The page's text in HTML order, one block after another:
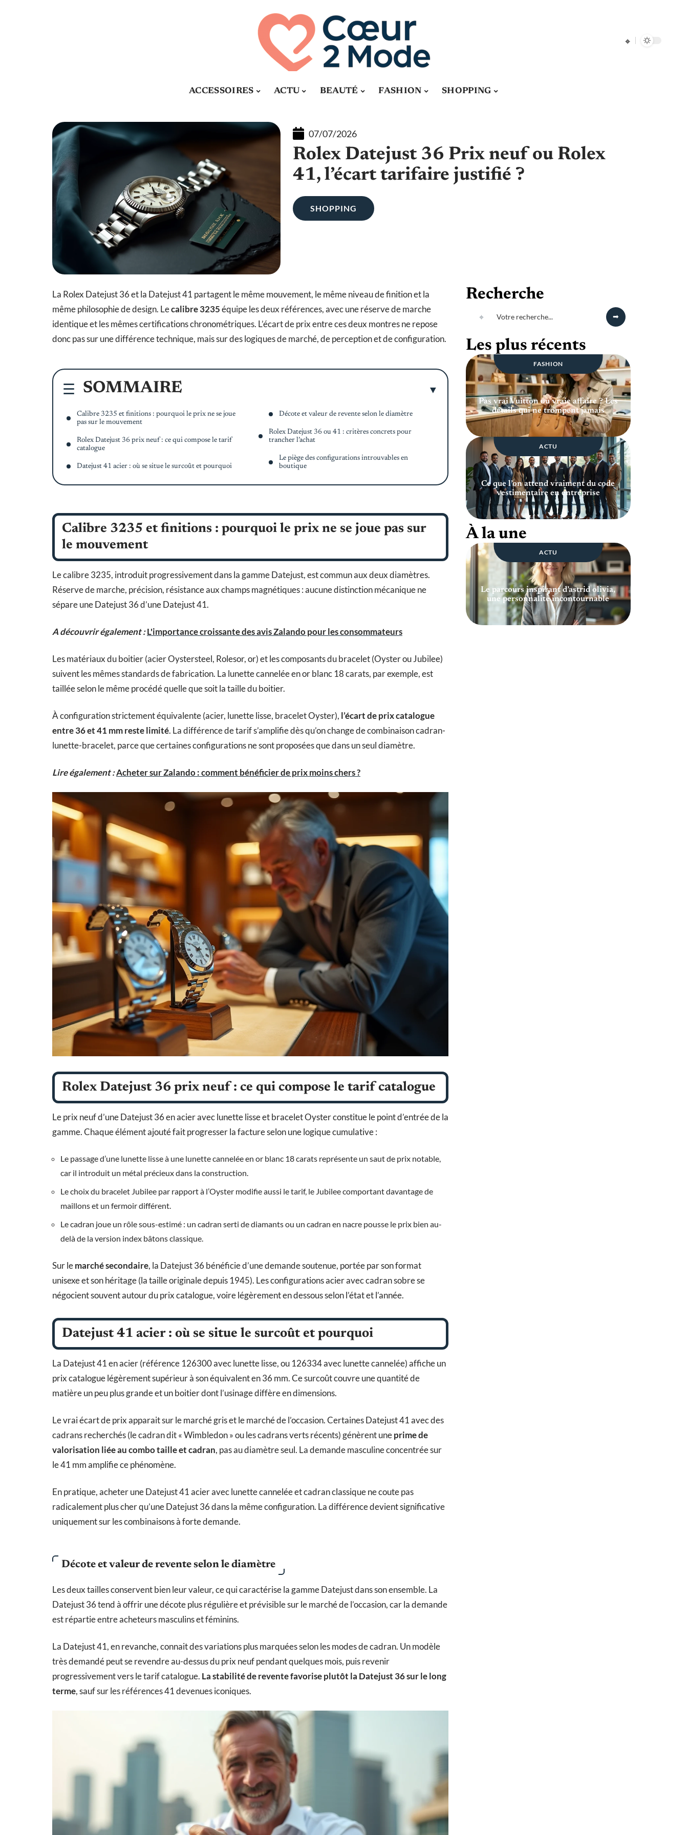
ACCESSOIRES ACTU BEAUTÉ FASHION SHOPPING
07/07/2026
Rolex Datejust 36 Prix neuf ou Rolex
41, l’écart tarifaire justifié ?
SHOPPING
La Rolex Datejust 36 et la Datejust 41 partagent le même mouvement, le même niveau de finition et la
même philosophie de design. Lecalibre 3235équipe les deux références, avec une réserve de marche
identique et les mêmes certifications chronométriques. L’écart de prix entre ces deux montres ne repose
donc pas sur une différence technique, mais sur des logiques de marché, de perception et de configuration.
SOMMAIRE
Calibre 3235 et finitions : pourquoi le prix ne se joue
pas sur le mouvement
Rolex Datejust 36 prix neuf : ce qui compose le tarif
catalogue
Datejust 41 acier : où se situe le surcoût et pourquoi
Décote et valeur de revente selon le diamètre
Rolex Datejust 36 ou 41 : critères concrets pour
trancher l’achat
Le piège des configurations introuvables en
boutique
Calibre 3235 et finitions : pourquoi le prix ne se joue pas sur
le mouvement
Le calibre 3235, introduit progressivement dans la gamme Datejust, est commun aux deux diamètres.
Réserve de marche, précision, résistance aux champs magnétiques : aucune distinction mécanique ne
sépare une Datejust 36 d’une Datejust 41.
A découvrir également :L'importance croissante des avis Zalando pour les consommateurs
Les matériaux du boitier (acier Oystersteel, Rolesor, or) et les composants du bracelet (Oyster ou Jubilee)
suivent les mêmes standards de fabrication. La lunette cannelée en or blanc 18 carats, par exemple, est
taillée selon le même procédé quelle que soit la taille du boitier.
À configuration strictement équivalente (acier, lunette lisse, bracelet Oyster), l’écart de prix catalogue
entre 36 et 41 mm reste limité. La différence de tarif s’amplifie dès qu’on change de combinaison cadran-
lunette-bracelet, parce que certaines configurations ne sont proposées que dans un seul diamètre.
Lire également :Acheter sur Zalando : comment bénéficier de prix moins chers ?
Rolex Datejust 36 prix neuf : ce qui compose le tarif catalogue
Le prix neuf d’une Datejust 36 en acier avec lunette lisse et bracelet Oyster constitue le point d’entrée de la
gamme. Chaque élément ajouté fait progresser la facture selon une logique cumulative :
Le passage d’une lunette lisse à une lunette cannelée en or blanc 18 carats représente un saut de prix notable,
car il introduit un métal précieux dans la construction.
Le choix du bracelet Jubilee par rapport à l’Oyster modifie aussi le tarif, le Jubilee comportant davantage de
maillons et un fermoir différent.
Le cadran joue un rôle sous-estimé : un cadran serti de diamants ou un cadran en nacre pousse le prix bien au-
delà de la version index bâtons classique.
Sur lemarché secondaire, la Datejust 36 bénéficie d’une demande soutenue, portée par son format
unisexe et son héritage (la taille originale depuis 1945). Les configurations acier avec cadran sobre se
négocient souvent autour du prix catalogue, voire légèrement en dessous selon l’état et l’année.
Datejust 41 acier : où se situe le surcoût et pourquoi
La Datejust 41 en acier (référence 126300 avec lunette lisse, ou 126334 avec lunette cannelée) affiche un
prix catalogue légèrement supérieur à son équivalent en 36 mm. Ce surcoût couvre une quantité de
matière un peu plus grande et un boitier dont l’usinage diffère en dimensions.
Le vrai écart de prix apparait sur le marché gris et le marché de l’occasion. Certaines Datejust 41 avec des
cadrans recherchés (le cadran dit « Wimbledon » ou les cadrans verts récents) génèrent uneprime de
valorisation liée au combo taille et cadran, pas au diamètre seul. La demande masculine concentrée sur
le 41 mm amplifie ce phénomène.
En pratique, acheter une Datejust 41 acier avec lunette cannelée et cadran classique ne coute pas
radicalement plus cher qu’une Datejust 36 dans la même configuration. La différence devient significative
uniquement sur les combinaisons à forte demande.
Décote et valeur de revente selon le diamètre
Les deux tailles conservent bien leur valeur, ce qui caractérise la gamme Datejust dans son ensemble. La
Datejust 36 tend à offrir une décote plus régulière et prévisible sur le marché de l’occasion, car la demande
est répartie entre acheteurs masculins et féminins.
La Datejust 41, en revanche, connait des variations plus marquées selon les modes de cadran. Un modèle
très demandé peut se revendre au-dessus du prix neuf pendant quelques mois, puis revenir
progressivement vers le tarif catalogue. La stabilité de revente favorise plutôt la Datejust 36 sur le long
terme, sauf sur les références 41 devenues iconiques.
Recherche
Les plus récents
FASHION
Pas vrai Vuitton ou vraie affaire ? Les
détails qui ne trompent jamais
ACTU
Ce que l’on attend vraiment du code
vestimentaire en entreprise
À la une
ACTU
Le parcours inspirant d’astrid olivia,
une personnalité incontournable